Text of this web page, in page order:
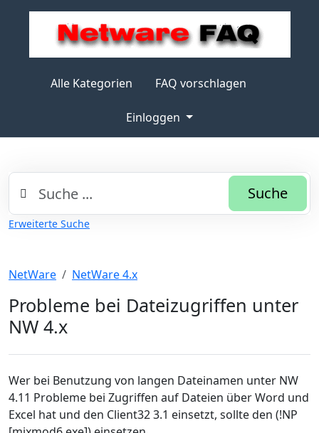
Alle Kategorien FAQ vorschlagen
Einloggen
Suche
Erweiterte Suche
NetWare NetWare 4.x
Probleme bei Dateizugriffen unter
NW 4.x
Wer bei Benutzung von langen Dateinamen unter NW
4.11 Probleme bei Zugriffen auf Dateien über Word und
Excel hat und den Client32 3.1 einsetzt, sollte den (!NP